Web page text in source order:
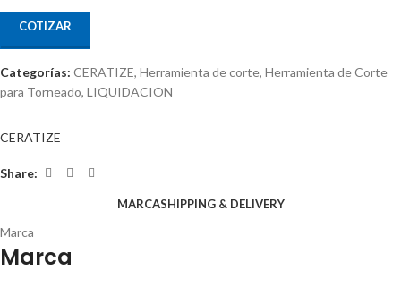
COTIZAR
Categorías: CERATIZE, Herramienta de corte, Herramienta de Corte
para Torneado, LIQUIDACION
CERATIZE
Share:
MARCASHIPPING & DELIVERY
Marca
Marca